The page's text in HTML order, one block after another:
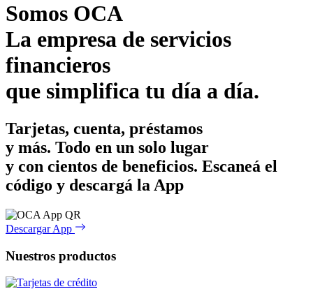
Somos OCA
La empresa de servicios
financieros
que simplifica tu día a día.
Tarjetas, cuenta, préstamos
y más. Todo en un solo lugar
y con cientos de beneficios. Escaneá el
código y descargá la App
Descargar App
Nuestros productos